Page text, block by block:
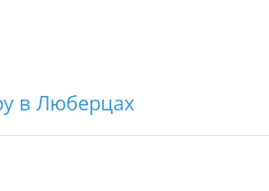
в Люберцах